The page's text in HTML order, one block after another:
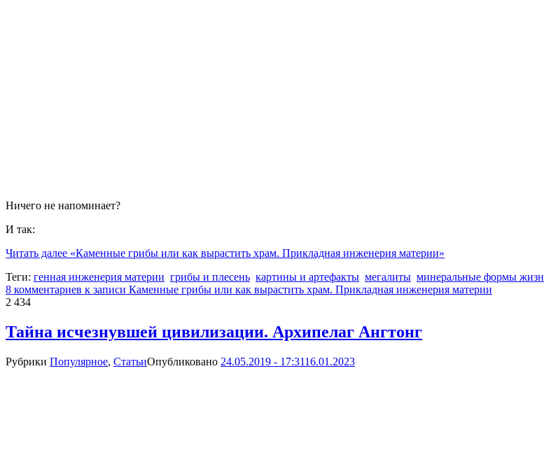
Ничего не напоминает?
И так:
Читать далее «Каменные грибы или как вырастить храм. Прикладная инженерия материи»
Теги: генная инженерия материи грибы и плесень картины и артефакты мегалиты минеральные формы
8 комментариев к записи Каменные грибы или как вырастить храм. Прикладная инженерия материи
2 434
Тайна исчезнувшей цивилизации. Архипелаг Ангтонг
Рубрики Популярное, СтатьиОпубликовано 24.05.2019 - 17:3116.01.2023